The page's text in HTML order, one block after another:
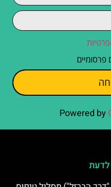
Powered by